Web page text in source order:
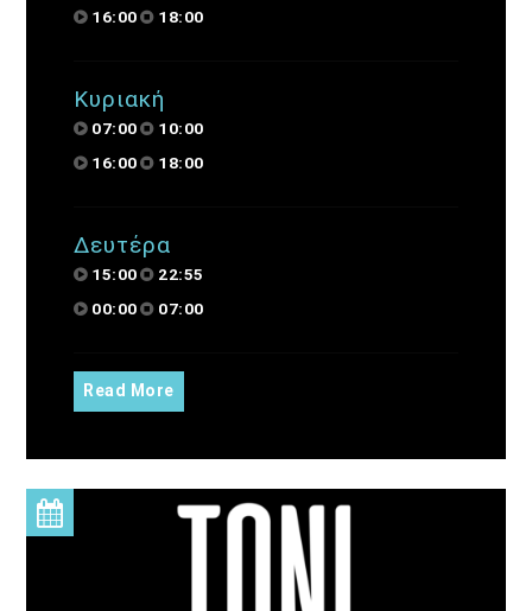
16:00
18:00
Κυριακή
07:00
10:00
16:00
18:00
Δευτέρα
15:00
22:55
00:00
07:00
Read More